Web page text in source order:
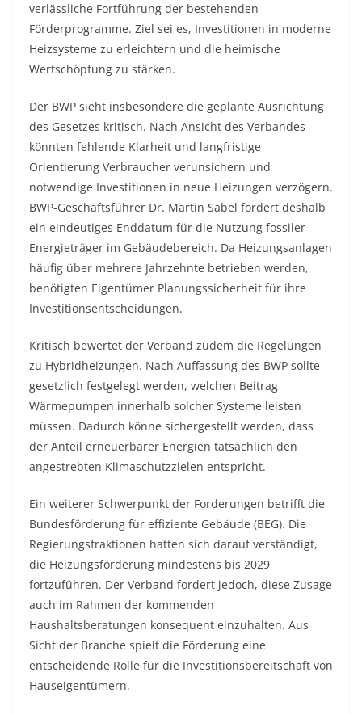
verlässliche Fortführung der bestehenden
Förderprogramme. Ziel sei es, Investitionen in moderne
Heizsysteme zu erleichtern und die heimische
Wertschöpfung zu stärken.
Der BWP sieht insbesondere die geplante Ausrichtung
des Gesetzes kritisch. Nach Ansicht des Verbandes
könnten fehlende Klarheit und langfristige
Orientierung Verbraucher verunsichern und
notwendige Investitionen in neue Heizungen verzögern.
BWP-Geschäftsführer Dr. Martin Sabel fordert deshalb
ein eindeutiges Enddatum für die Nutzung fossiler
Energieträger im Gebäudebereich. Da Heizungsanlagen
häufig über mehrere Jahrzehnte betrieben werden,
benötigten Eigentümer Planungssicherheit für ihre
Investitionsentscheidungen.
Kritisch bewertet der Verband zudem die Regelungen
zu Hybridheizungen. Nach Auffassung des BWP sollte
gesetzlich festgelegt werden, welchen Beitrag
Wärmepumpen innerhalb solcher Systeme leisten
müssen. Dadurch könne sichergestellt werden, dass
der Anteil erneuerbarer Energien tatsächlich den
angestrebten Klimaschutzzielen entspricht.
Ein weiterer Schwerpunkt der Forderungen betrifft die
Bundesförderung für effiziente Gebäude (BEG). Die
Regierungsfraktionen hatten sich darauf verständigt,
die Heizungsförderung mindestens bis 2029
fortzuführen. Der Verband fordert jedoch, diese Zusage
auch im Rahmen der kommenden
Haushaltsberatungen konsequent einzuhalten. Aus
Sicht der Branche spielt die Förderung eine
entscheidende Rolle für die Investitionsbereitschaft von
Hauseigentümern.